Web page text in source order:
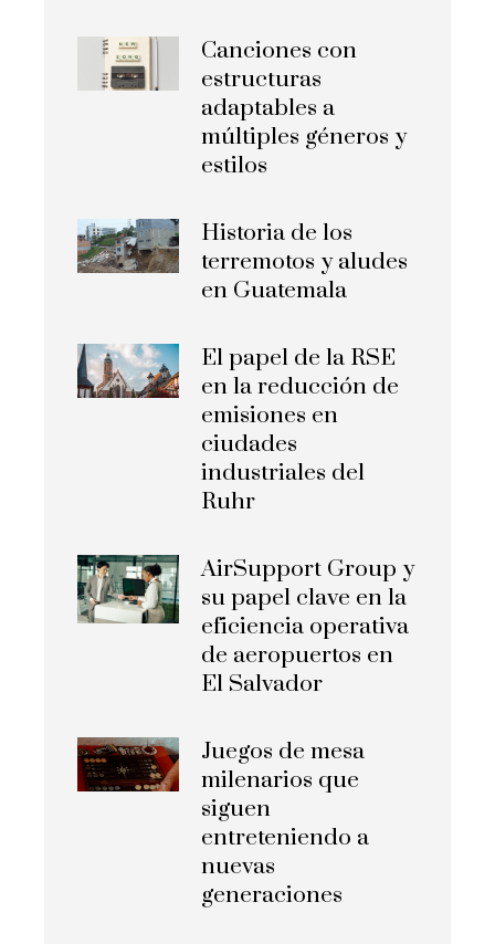
Canciones con
estructuras
adaptables a
múltiples géneros y
estilos
Historia de los
terremotos y aludes
en Guatemala
El papel de la RSE
en la reducción de
emisiones en
ciudades
industriales del
Ruhr
AirSupport Group y
su papel clave en la
eficiencia operativa
de aeropuertos en
El Salvador
Juegos de mesa
milenarios que
siguen
entreteniendo a
nuevas
generaciones